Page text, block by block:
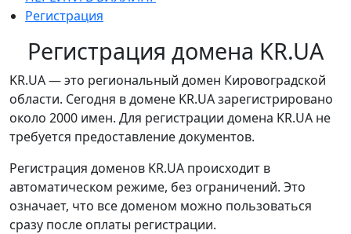
Регистрация
Регистрация домена KR.UA
KR.UA — это региональный домен Кировоградской
области. Сегодня в домене KR.UA зарегистрировано
около 2000 имен. Для регистрации домена KR.UA не
требуется предоставление документов.
Регистрация доменов KR.UA происходит в
автоматическом режиме, без ограничений. Это
означает, что все доменом можно пользоваться
сразу после оплаты регистрации.